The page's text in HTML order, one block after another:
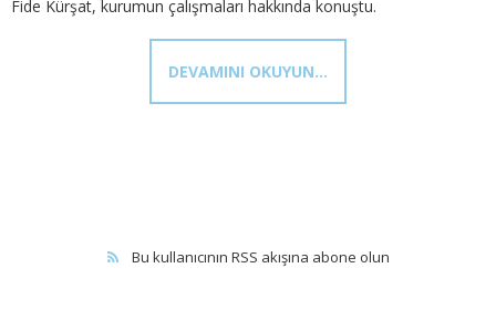
Fide Kürşat, kurumun çalışmaları hakkında konuştu.
DEVAMINI OKUYUN...
Bu kullanıcının RSS akışına abone olun